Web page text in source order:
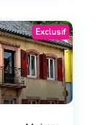
Exclusif